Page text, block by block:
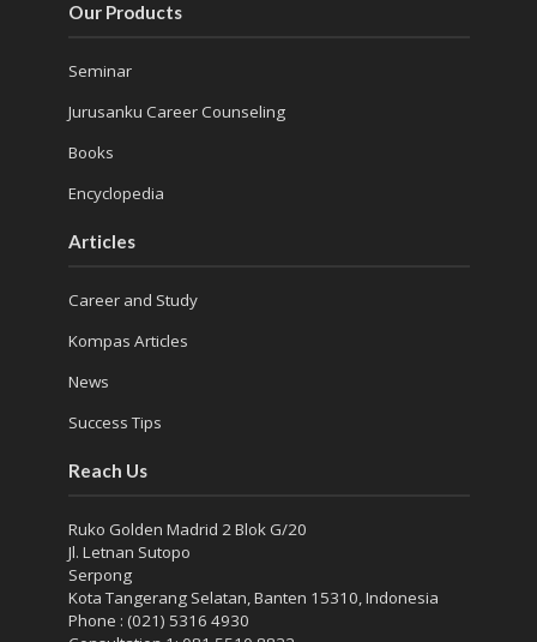
Our Products
Seminar
Jurusanku Career Counseling
Books
Encyclopedia
Articles
Career and Study
Kompas Articles
News
Success Tips
Reach Us
Ruko Golden Madrid 2 Blok G/20
Jl. Letnan Sutopo
Serpong
Kota Tangerang Selatan, Banten 15310, Indonesia
Phone : (021) 5316 4930